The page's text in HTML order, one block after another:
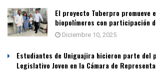
El proyecto Tuberpro promueve
biopolímeros con participación
Diciembre 10, 2025
Estudiantes de Uniguajira hicieron parte del
Legislativo Joven en la Cámara de